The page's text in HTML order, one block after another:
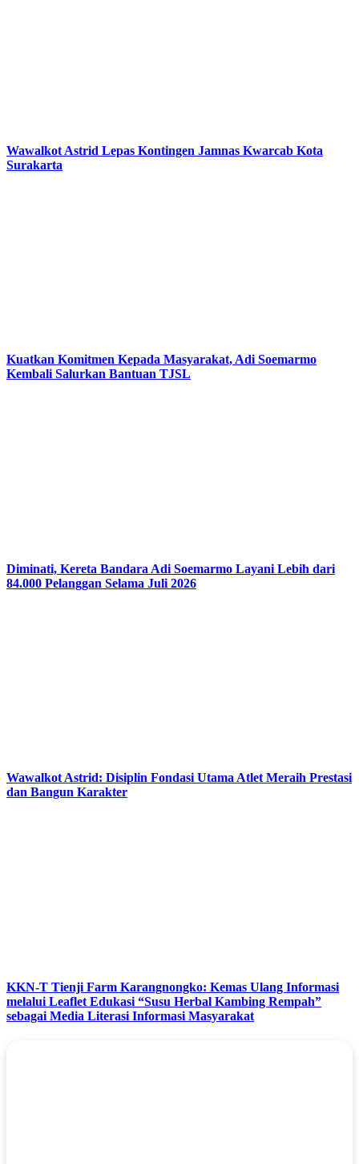
Wawalkot Astrid Lepas Kontingen Jamnas Kwarcab Kota
Surakarta
Kuatkan Komitmen Kepada Masyarakat, Adi Soemarmo
Kembali Salurkan Bantuan TJSL
Diminati, Kereta Bandara Adi Soemarmo Layani Lebih dari
84.000 Pelanggan Selama Juli 2026
Wawalkot Astrid: Disiplin Fondasi Utama Atlet Meraih Prestasi
dan Bangun Karakter
KKN-T Tienji Farm Karangnongko: Kemas Ulang Informasi
melalui Leaflet Edukasi “Susu Herbal Kambing Rempah”
sebagai Media Literasi Informasi Masyarakat